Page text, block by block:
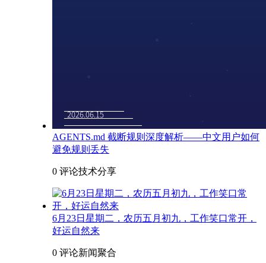
AGENTS.md 截断规则深度解析——中文用户如何
避免规则丢失
0 评论技术分享
6月23日星期二，农历五月初九，工作笑口常开，
好运自然来
0 评论新闻聚合